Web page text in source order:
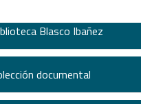
Blasco Ibañez
documental